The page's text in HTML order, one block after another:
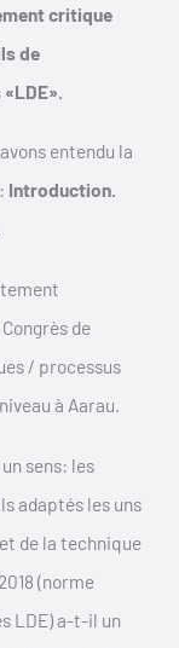
critique
de
entendu la
Introduction.
de
/ processus
à Aarau.
sens: les
adaptés les uns
de la technique
(norme
LDE) a-t-il un